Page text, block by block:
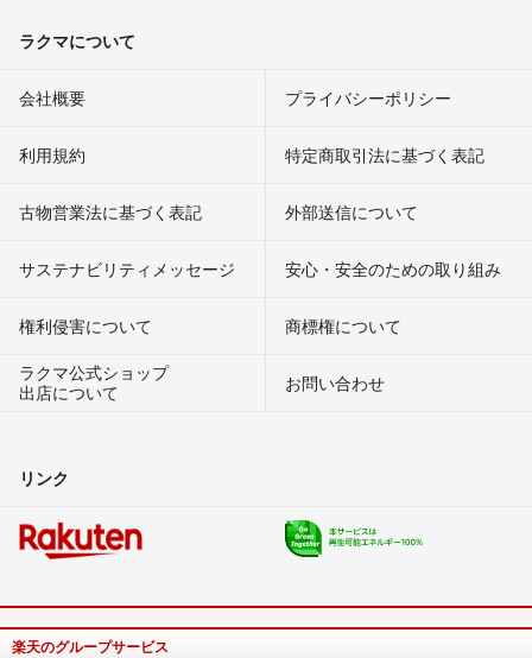
ラクマについて
会社概要 プライバシーポリシー
利用規約 特定商取引法に基づく表記
古物営業法に基づく表記 外部送信について
サステナビリティメッセージ 安心・安全のための取り組み
権利侵害について
商標権について
ラクマ公式ショップ
出店について
お問い合わせ
リンク
楽天のグループサービス